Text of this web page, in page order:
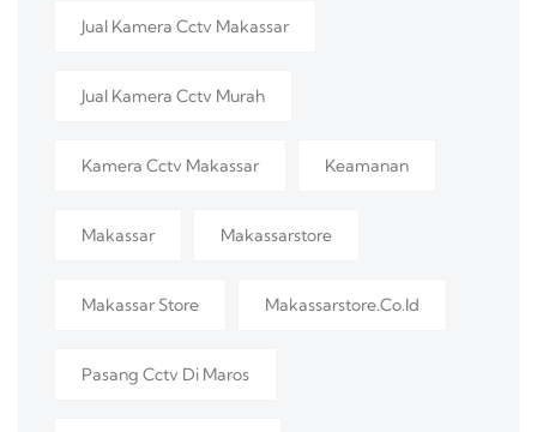
Jual Kamera Cctv Makassar
Jual Kamera Cctv Murah
Kamera Cctv Makassar Keamanan
Makassar Makassarstore
Makassar Store Makassarstore.co.id
Pasang Cctv Di Maros